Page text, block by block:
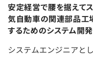
安定経営で腰を据えて
気自動車の関連部品工
するためのシステム開
システムエンジニアと